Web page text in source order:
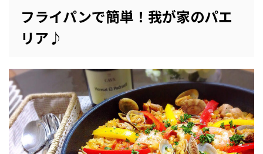
フライパンで簡単！我が家のパエ
リア♪